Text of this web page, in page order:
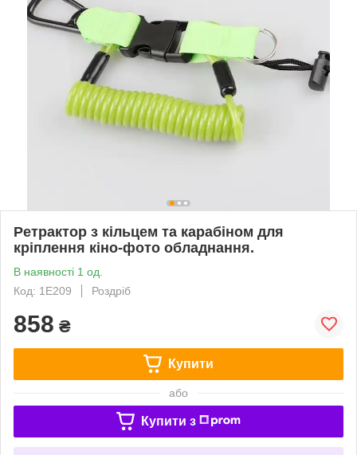
Ретрактор з кільцем та карабіном для
кріплення кіно-фото обладнання.
В наявності 1 од.
Код: 1Е209
Роздріб
858 ₴
Купити
або
Купити з